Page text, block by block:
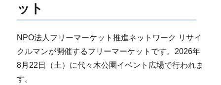
ット
NPO法人フリーマーケット推進ネットワーク リサイ
クルマンが開催するフリーマーケットです。2026年
8月22日（土）に代々木公園イベント広場で行われま
す。